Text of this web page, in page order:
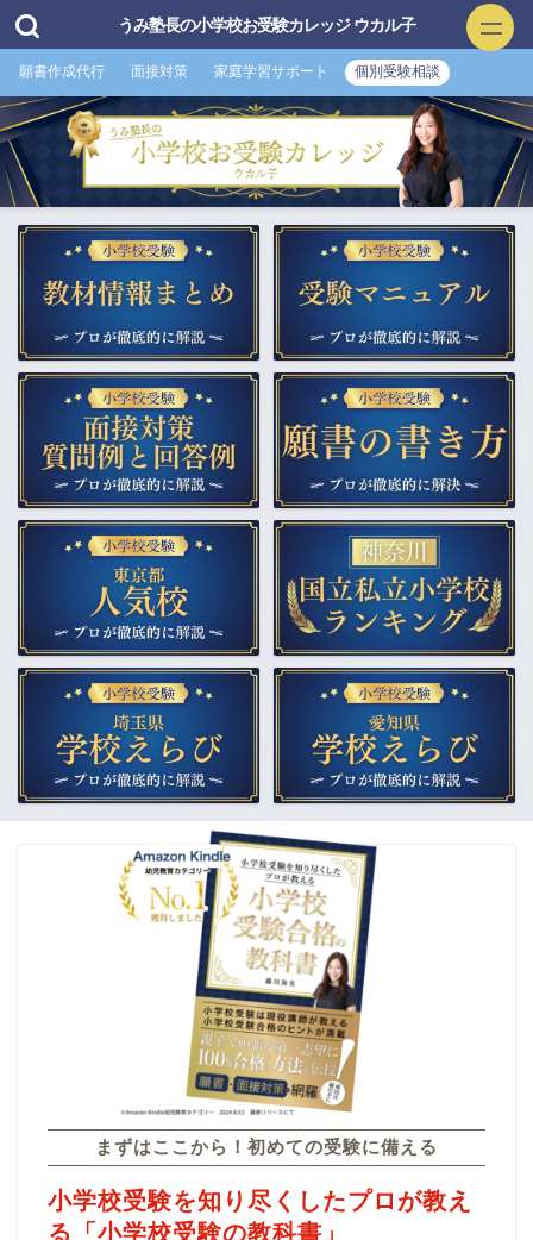
うみ塾長の小学校お受験カレッジ ウカル子
願書作成代行 面接対策 家庭学習サポート 個別受験相談
まずはここから！初めての受験に備える
小学校受験を知り尽くしたプロが教え
る「小学校受験の教科書」
小学校お受験
▲家庭学習サポート ▲プロ家庭教師（訪問）
▲小学校受験合格の教科書 ▲教材販売（通販）
▲受験個別相談
▲幼稚園受験をプロが解説
ご依頼までの流れ
カテゴリー
埼玉県
埼玉大学教育学部附属小
学校
茨城県
つくば国際大学東風小学
校